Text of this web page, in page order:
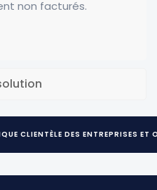
non facturés.
CLIENTÈLE DES ENTREPRISES ET